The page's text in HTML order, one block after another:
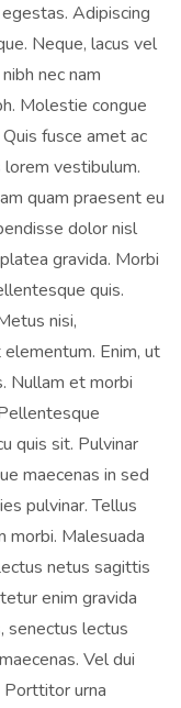
Adipiscing
Neque, lacus vel
nec nam
Molestie congue
fusce amet ac
vestibulum.
quam praesent eu
dolor nisl
gravida. Morbi
quis.
nisi,
Enim, ut
Nullam et morbi
quis sit. Pulvinar
maecenas in sed
pulvinar. Tellus
morbi. Malesuada
netus sagittis
enim gravida
senectus lectus
Vel dui
urna